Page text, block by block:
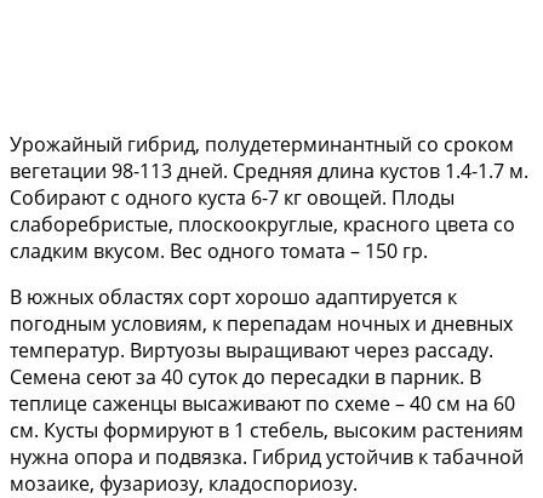
Урожайный гибрид, полудетерминантный со сроком
вегетации 98-113 дней. Средняя длина кустов 1.4-1.7 м.
Собирают с одного куста 6-7 кг овощей. Плоды
слаборебристые, плоскоокруглые, красного цвета со
сладким вкусом. Вес одного томата – 150 гр.
В южных областях сорт хорошо адаптируется к
погодным условиям, к перепадам ночных и дневных
температур. Виртуозы выращивают через рассаду.
Семена сеют за 40 суток до пересадки в парник. В
теплице саженцы высаживают по схеме – 40 см на 60
см. Кусты формируют в 1 стебель, высоким растениям
нужна опора и подвязка. Гибрид устойчив к табачной
мозаике, фузариозу, кладоспориозу.